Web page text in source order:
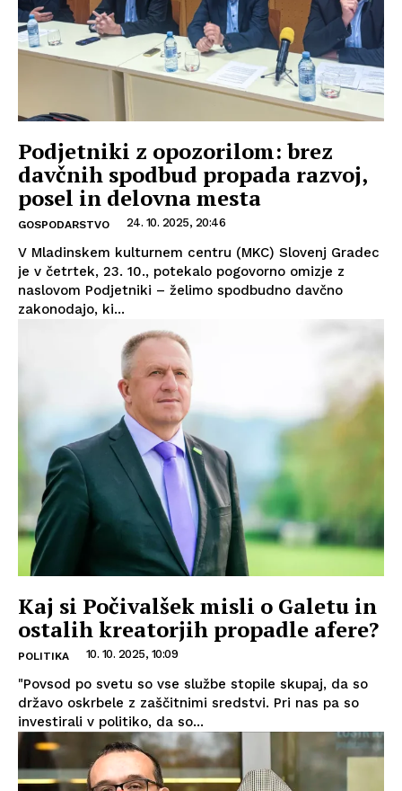
Podjetniki z opozorilom: brez
davčnih spodbud propada razvoj,
posel in delovna mesta
GOSPODARSTVO 24. 10. 2025, 20:46
V Mladinskem kulturnem centru (MKC) Slovenj Gradec
je v četrtek, 23. 10., potekalo pogovorno omizje z
naslovom Podjetniki – želimo spodbudno davčno
zakonodajo, ki...
Kaj si Počivalšek misli o Galetu in
ostalih kreatorjih propadle afere?
POLITIKA 10. 10. 2025, 10:09
"Povsod po svetu so vse službe stopile skupaj, da so
državo oskrbele z zaščitnimi sredstvi. Pri nas pa so
investirali v politiko, da so...